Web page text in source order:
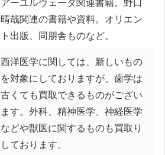
アーユルヴェーダ関連書籍。野口
晴哉関連の書籍や資料。オリエン
ト出版、同朋舎ものなど。
西洋医学に関しては、新しいもの
を対象にしておりますが、歯学は
古くても買取できるものがござい
ます。外科、精神医学、神経医学
などや獣医に関するものも買取り
しております。